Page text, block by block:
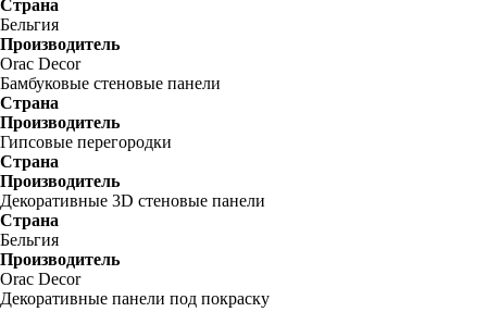
Страна
Бельгия
Производитель
Orac Decor
Бамбуковые стеновые панели
Страна
Производитель
Гипсовые перегородки
Страна
Производитель
Декоративные 3D стеновые панели
Страна
Бельгия
Производитель
Orac Decor
Декоративные панели под покраску